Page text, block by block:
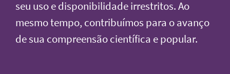
seu uso e disponibilidade irrestritos. Ao
mesmo tempo, contribuímos para o avanço
de sua compreensão científica e popular.